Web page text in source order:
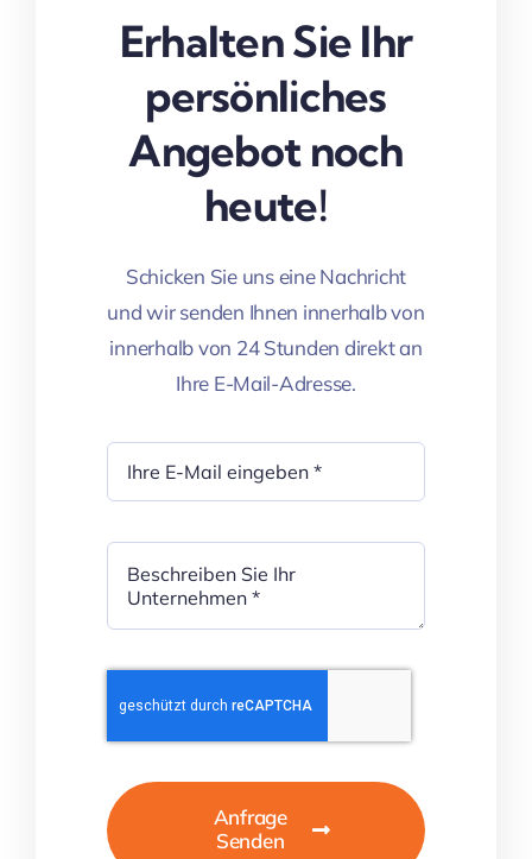
Erhalten Sie Ihr
persönliches
Angebot noch
heute!
Schicken Sie uns eine Nachricht
und wir senden Ihnen innerhalb von
innerhalb von 24 Stunden direkt an
Ihre E-Mail-Adresse.
Anfrage
Senden